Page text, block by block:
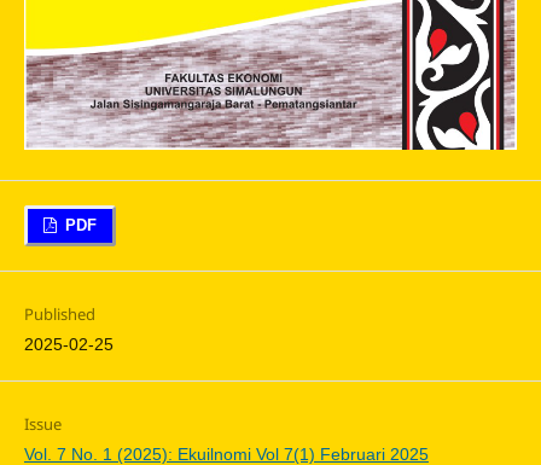
PDF
Published
2025-02-25
Issue
Vol. 7 No. 1 (2025): Ekuilnomi Vol 7(1) Februari 2025